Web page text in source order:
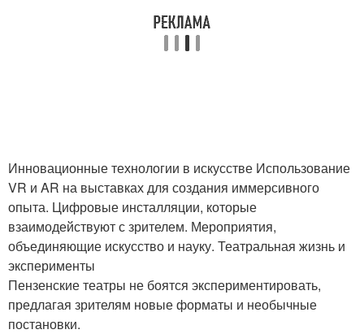
Инновационные технологии в искусстве Использование
VR и AR на выставках для создания иммерсивного
опыта. Цифровые инсталляции, которые
взаимодействуют с зрителем. Мероприятия,
объединяющие искусство и науку. Театральная жизнь и
эксперименты
Пензенские театры не боятся экспериментировать,
предлагая зрителям новые форматы и необычные
постановки.